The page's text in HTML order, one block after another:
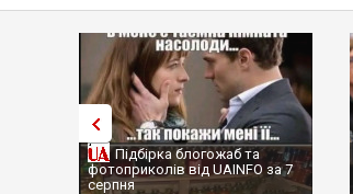
Підбірка блогожаб та
фотоприколів від UAINFO за 7
серпня